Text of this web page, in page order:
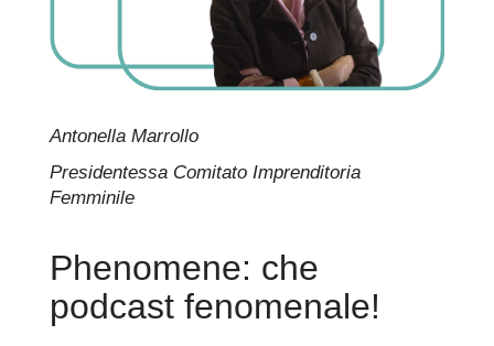
Antonella Marrollo
Presidentessa Comitato Imprenditoria
Femminile
Phenomene: che
podcast fenomenale!